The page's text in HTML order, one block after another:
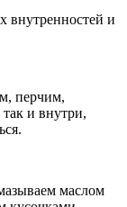
внутренностей и
перчим,
и внутри,
маслом